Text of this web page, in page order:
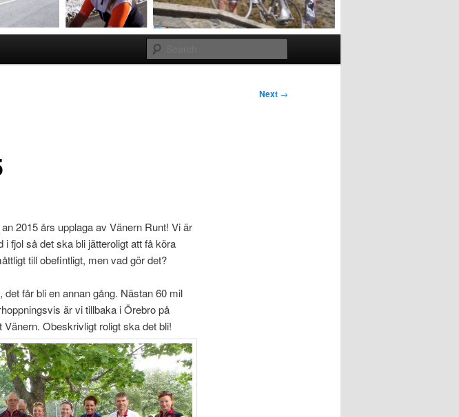
Next →
2015 års upplaga av Vänern Runt! Vi är
fjol så det ska bli jätteroligt att få köra
till obefintligt, men vad gör det?
får bli en annan gång. Nästan 60 mil
är vi tillbaka i Örebro på
Obeskrivligt roligt ska det bli!